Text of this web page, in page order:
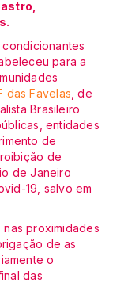
para a
das Favelas , de
Brasileiro
entidades
de
de
de Janeiro
19, salvo em
proximidades
de as
o
das